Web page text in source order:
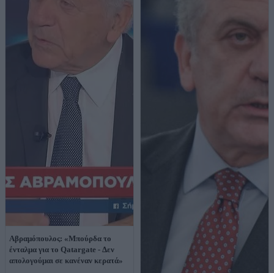
Αβραμόπουλος: «Μπούρδα το
ένταλμα για το Qatargate - Δεν
απολογούμαι σε κανέναν κερατά»